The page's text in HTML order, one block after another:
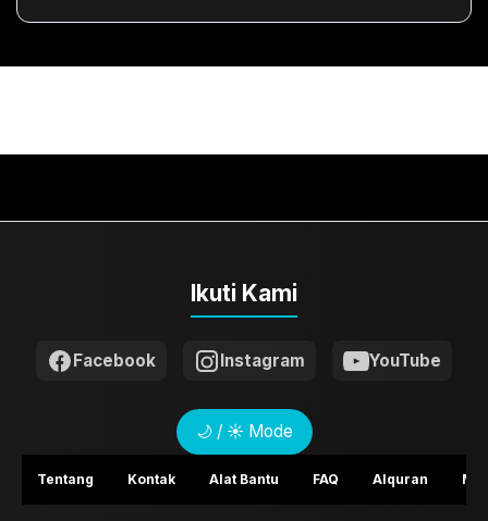
Ikuti Kami
Facebook Instagram YouTube
🌙 / ☀️ Mode
Tentang Kontak Alat Bantu FAQ Alquran